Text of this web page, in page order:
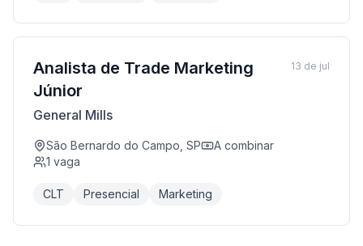
Analista de Trade Marketing
Júnior
General Mills
São Bernardo do Campo, SP
A combinar
1 vaga
CLT Presencial Marketing
13 de jul